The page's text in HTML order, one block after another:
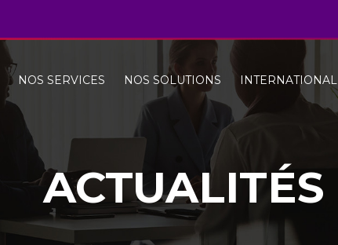
NOS SERVICES NOS SOLUTIONS INTERNATIONAL
ACTUALITÉS